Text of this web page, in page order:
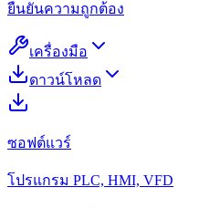
ยืนยันความถูกต้อง
เครื่องมือ
ดาวน์โหลด
ซอฟต์แวร์
โปรแกรม PLC, HMI, VFD